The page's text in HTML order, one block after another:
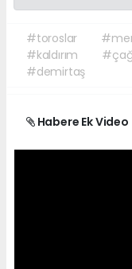
#toroslar
#kaldırım
#demirtaş
Habere Ek Video